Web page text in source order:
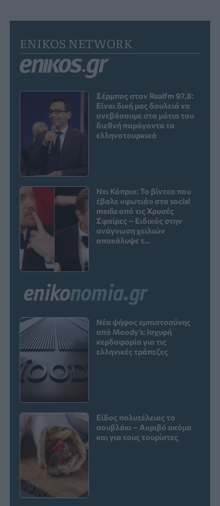
ENIKOS NETWORK
Σέρμπος στον Realfm 97,8:
Είναι δική μας δουλειά να
ανεβάσουμε στα μάτια του
διεθνή παράγοντα τα
ελληνοτουρκικά
Ντι Κάπριο: Το βίντεο που
έβαλε «φωτιά» στα social
media από τις Χρυσές
Σφαίρες – Ειδικός στην
ανάγνωση χειλιών
αποκάλυψε τ...
Νέα ψήφος εμπιστοσύνης
από Moody’s: Ισχυρή
κερδοφορία για τις
ελληνικές τράπεζες
Είδος πολυτέλειας το
σουβλάκι – Ακριβό ακόμα
και για τους τουρίστες